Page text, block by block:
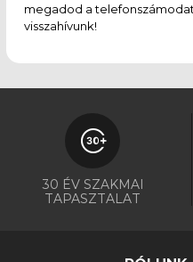
megadod a telefonszámodat,
visszahívunk!
30 ÉV SZAKMAI
TAPASZTALAT